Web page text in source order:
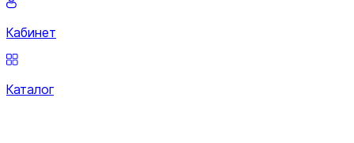
Кабинет
Каталог